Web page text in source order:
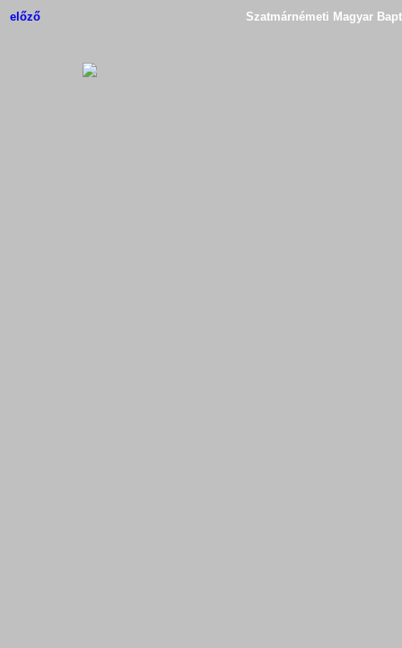
előző Szatmárnémeti Magyar